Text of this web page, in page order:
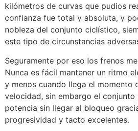
kilómetros de curvas que pudios
confianza fue total y absoluta, y
nobleza del conjunto ciclístico,
este tipo de circunstancias
Seguramente por eso los frenos
Nunca es fácil mantener un ritmo
y menos cuando llega el momento
velocidad, sin embargo el conjunto
potencia sin llegar al bloqueo
progresividad y tacto excelentes.